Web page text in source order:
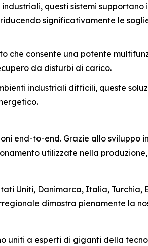
questi sistemi supportano
significativamente le
che consente una potente
da disturbi di carico.
industriali difficili, queste
end-to-end. Grazie allo sviluppo
utilizzate nella
Uniti, Danimarca, Italia, Turchia,
dimostra pienamente la
uniti a esperti di giganti della